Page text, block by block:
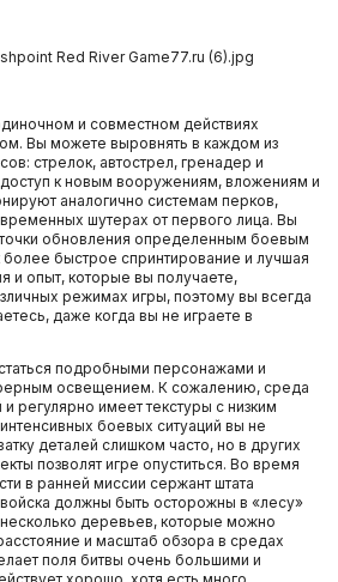
и совместном действиях
Вы можете выровнять в каждом из
стрелок, автострел, гренадер и
к новым вооружениям, вложениям и
аналогично системам перков,
шутерах от первого лица. Вы
обновления определенным боевым
более быстрое спринтирование и лучшая
и опыт, которые вы получаете,
режимах игры, поэтому вы всегда
даже когда вы не играете в
подробными персонажами и
освещением. К сожалению, среда
регулярно имеет текстуры с низким
боевых ситуаций вы не
деталей слишком часто, но в других
позволят игре опуститься. Во время
в ранней миссии сержант штата
должны быть осторожны в «лесу»
деревьев, которые можно
и масштаб обзора в средах
поля битвы очень большими и